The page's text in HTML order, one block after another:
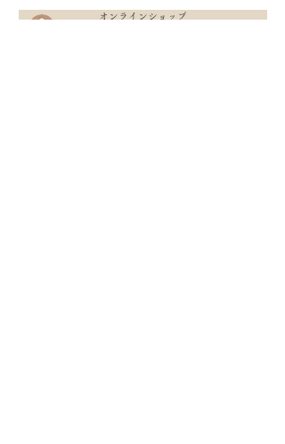
オンラインショップ